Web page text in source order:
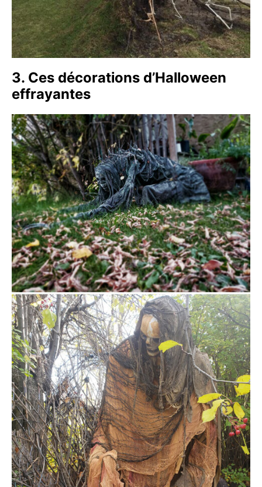
3. Ces décorations d’Halloween
effrayantes